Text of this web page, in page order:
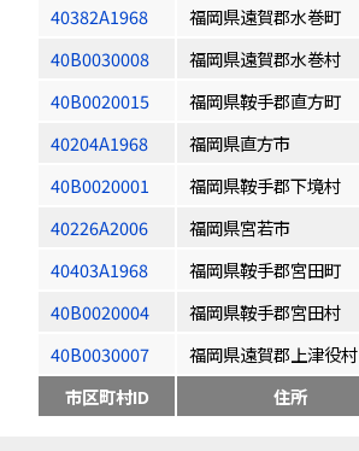
40382A1968
福岡県遠賀郡水巻町
40B0030008
福岡県遠賀郡水巻村
40B0020015
福岡県鞍手郡直方町
40204A1968
福岡県直方市
40B0020001
福岡県鞍手郡下境村
40226A2006
福岡県宮若市
40403A1968
福岡県鞍手郡宮田町
40B0020004
福岡県鞍手郡宮田村
40B0030007
福岡県遠賀郡上津役村
市区町村ID
住所